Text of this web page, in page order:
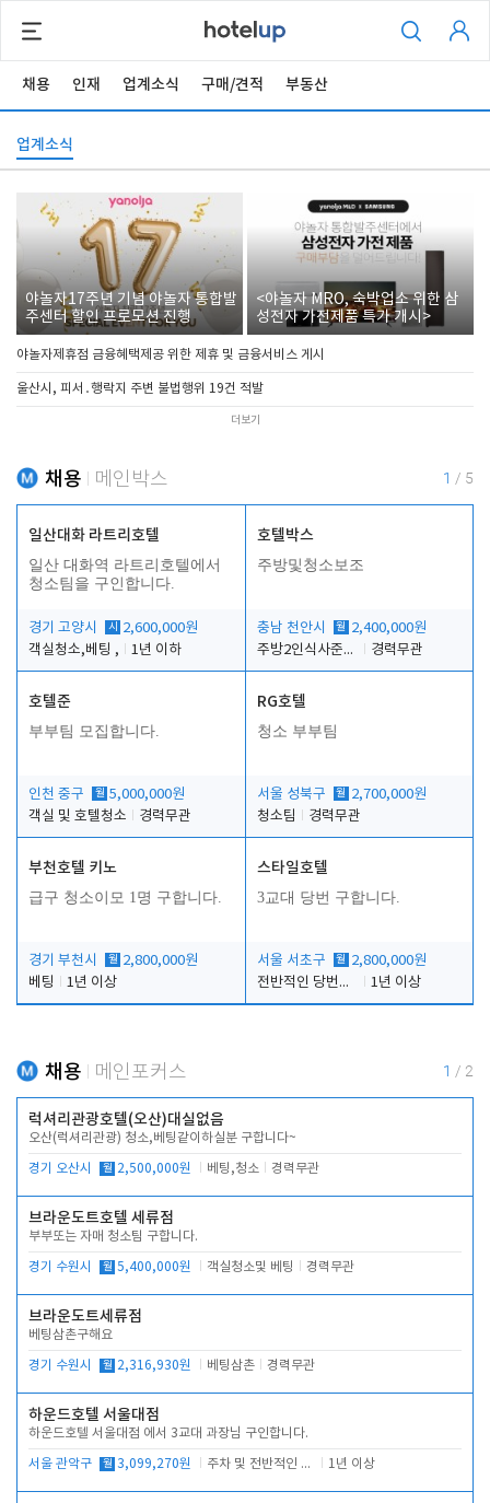
채용 인재 업계소식 구매/견적 부동산
업계소식
야놀자17주년 기념 야놀자 통합발
주센터 할인 프로모션 진행
<야놀자 MRO, 숙박업소 위한 삼
성전자 가전제품 특가 개시>
야놀자제휴점 금융혜택제공 위한 제휴 및 금융서비스 게시
울산시, 피서․행락지 주변 불법행위 19건 적발
더보기
채용 메인박스 1 / 5
일산대화 라트리호텔
일산 대화역 라트리호텔에서
청소팀을 구인합니다.
경기 고양시 시
2,600,000원
객실청소,베팅 ,
1년 이하
호텔박스
주방및청소보조
충남 천안시 월 2,400,000원
주방2인식사준비및청소린렌보조
경력무관
호텔준
부부팀 모집합니다.
인천 중구 월 5,000,000원
객실 및 호텔청소
경력무관
RG호텔
청소 부부팀
서울 성북구 월 2,700,000원
청소팀
경력무관
부천호텔 키노
급구 청소이모 1명 구합니다.
경기 부천시 월 2,800,000원
베팅
1년 이상
스타일호텔
3교대 당번 구합니다.
서울 서초구 월 2,800,000원
전반적인 당번업무
1년 이상
채용 메인포커스 1 / 2
럭셔리관광호텔(오산)대실없음
오산(럭셔리관광) 청소,베팅같이하실분 구합니다~
경기 오산시 월 2,500,000원 베팅,청소 경력무관
브라운도트호텔 세류점
부부또는 자매 청소팀 구합니다.
경기 수원시 월 5,400,000원 객실청소및 베팅 경력무관
브라운도트세류점
베팅삼촌구해요
경기 수원시 월 2,316,930원 베팅삼촌 경력무관
하운드호텔 서울대점
하운드호텔 서울대점 에서 3교대 과장님 구인합니다.
서울 관악구 월 3,099,270원 주차 및 전반적인 당번업무 1년 이상